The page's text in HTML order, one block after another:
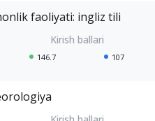
faoliyati: ingliz tili
146.7 107